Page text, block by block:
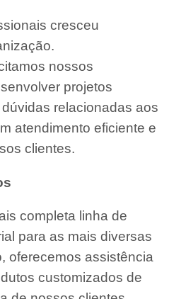
cresceu
nossos
projetos
relacionadas aos
atendimento eficiente e
clientes.
completa linha de
para as mais diversas
oferecemos assistência
customizados de